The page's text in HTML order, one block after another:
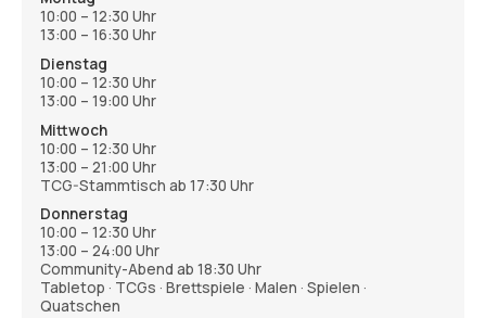
10:00 – 12:30 Uhr
13:00 – 16:30 Uhr
Dienstag
10:00 – 12:30 Uhr
13:00 – 19:00 Uhr
Mittwoch
10:00 – 12:30 Uhr
13:00 – 21:00 Uhr
TCG-Stammtisch ab 17:30 Uhr
Donnerstag
10:00 – 12:30 Uhr
13:00 – 24:00 Uhr
Community-Abend ab 18:30 Uhr
Tabletop · TCGs · Brettspiele · Malen · Spielen ·
Quatschen